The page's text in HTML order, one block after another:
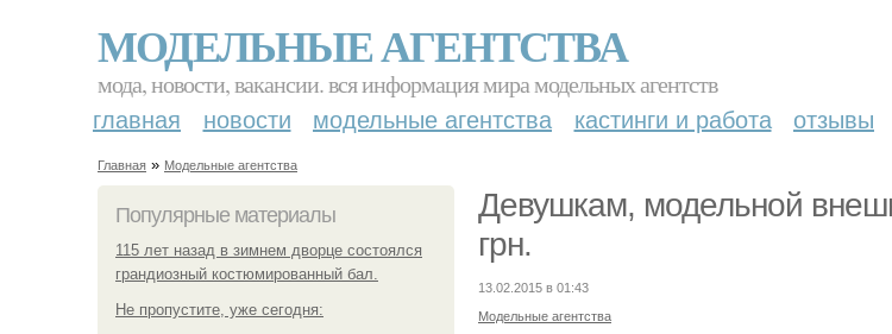
МОДЕЛЬНЫЕ АГЕНТСТВА
мода, новости, вакансии. вся информация мира модельных агентств
главная новости модельные агентства кастинги и работа отзывы
Главная » Модельные агентства
Популярные материалы
115 лет назад в зимнем дворце состоялся
грандиозный костюмированный бал.
Не пропустите, уже сегодня:
Девушкам, модельной
грн.
13.02.2015 в 01:43
Модельные агентства